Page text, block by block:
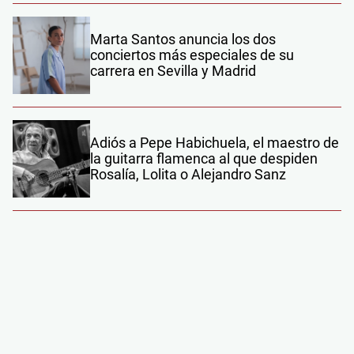
Marta Santos anuncia los dos
conciertos más especiales de su
carrera en Sevilla y Madrid
Adiós a Pepe Habichuela, el maestro de
la guitarra flamenca al que despiden
Rosalía, Lolita o Alejandro Sanz